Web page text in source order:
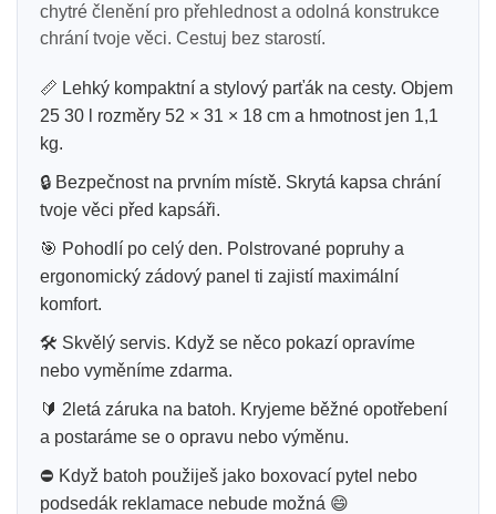
chytré členění pro přehlednost a odolná konstrukce
chrání tvoje věci. Cestuj bez starostí.
📏 Lehký kompaktní a stylový parťák na cesty. Objem
25 30 l rozměry 52 × 31 × 18 cm a hmotnost jen 1,1
kg.
🔒 Bezpečnost na prvním místě. Skrytá kapsa chrání
tvoje věci před kapsáři.
🎯 Pohodlí po celý den. Polstrované popruhy a
ergonomický zádový panel ti zajistí maximální
komfort.
🛠️ Skvělý servis. Když se něco pokazí opravíme
nebo vyměníme zdarma.
🔰 2letá záruka na batoh. Kryjeme běžné opotřebení
a postaráme se o opravu nebo výměnu.
⛔ Když batoh použiješ jako boxovací pytel nebo
podsedák reklamace nebude možná 😄